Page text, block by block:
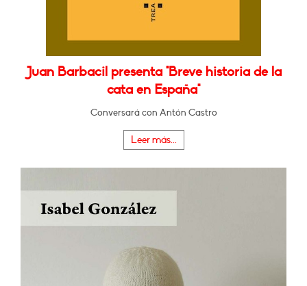
Juan Barbacil presenta "Breve historia de la
cata en España"
Conversará con Antón Castro
Leer más...